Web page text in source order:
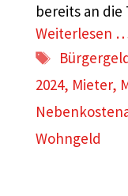
bereits an
Weiterlesen
2024, Mieter,
Wohngeld